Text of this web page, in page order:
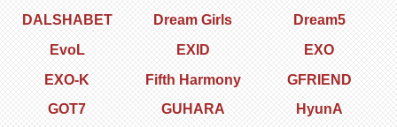
DALSHABET
Dream Girls
Dream5
EvoL
EXID
EXO
EXO-K
Fifth Harmony
GFRIEND
GOT7
GUHARA
HyunA